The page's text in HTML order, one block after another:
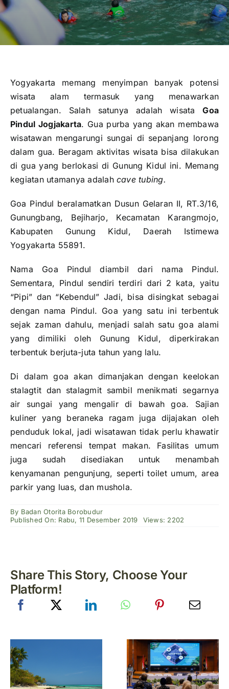
Publikasi
Peta Wisata
Yogyakarta memang menyimpan banyak potensi
wisata alam termasuk yang menawarkan
petualangan. Salah satunya adalah wisataGoa
Pindul Jogjakarta. Gua purba yang akan membawa
wisatawan mengarungi sungai di sepanjang lorong
dalam gua. Beragam aktivitas wisata bisa dilakukan
di gua yang berlokasi di Gunung Kidul ini. Memang
kegiatan utamanya adalahcave tubing.
Goa Pindul beralamatkan Dusun Gelaran II, RT.3/16,
Gunungbang, Bejiharjo, Kecamatan Karangmojo,
Kabupaten Gunung Kidul, Daerah Istimewa
Yogyakarta 55891.
Nama Goa Pindul diambil dari nama Pindul.
Sementara, Pindul sendiri terdiri dari 2 kata, yaitu
“Pipi” dan “Kebendul” Jadi, bisa disingkat sebagai
dengan nama Pindul. Goa yang satu ini terbentuk
sejak zaman dahulu, menjadi salah satu goa alami
yang dimiliki oleh Gunung Kidul, diperkirakan
terbentuk berjuta-juta tahun yang lalu.
Di dalam goa akan dimanjakan dengan keelokan
stalagtit dan stalagmit sambil menikmati segarnya
air sungai yang mengalir di bawah goa. Sajian
kuliner yang beraneka ragam juga dijajakan oleh
penduduk lokal, jadi wisatawan tidak perlu khawatir
mencari referensi tempat makan. Fasilitas umum
juga sudah disediakan untuk menambah
kenyamanan pengunjung, seperti toilet umum, area
parkir yang luas, dan mushola.
By Badan Otorita Borobudur
Published On: Rabu, 11 Desember 2019
Views: 2202
Share This Story, Choose Your
Platform!